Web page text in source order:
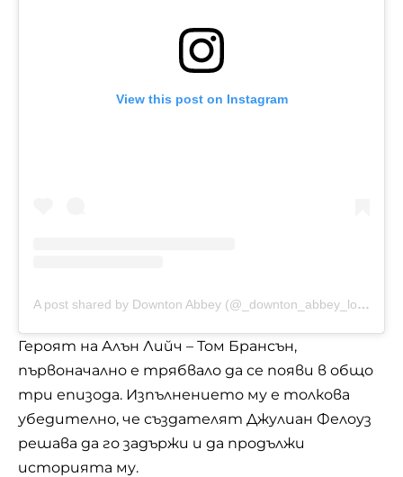
View this post on Instagram
A post shared by Downton Abbey (@_downton_abbey_lover_)
Героят на Алън Лийч – Том Брансън,
първоначално е трябвало да се появи в общо
три епизода. Изпълнението му е толкова
убедително, че създателят Джулиан Фелоуз
решава да го задържи и да продължи
историята му.